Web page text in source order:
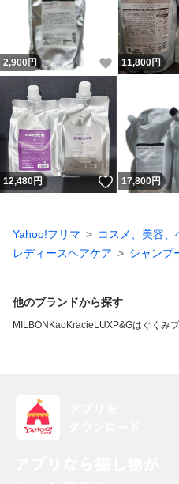
2,900 円 いいね！
11,800円
12,480円 いいね！
17,800円
Yahoo!フリマ
コスメ、美容、
レディースヘアケア
シャンプ
他のブランドから探す
MILBON KaoKracie LUXP&Gはぐくみ